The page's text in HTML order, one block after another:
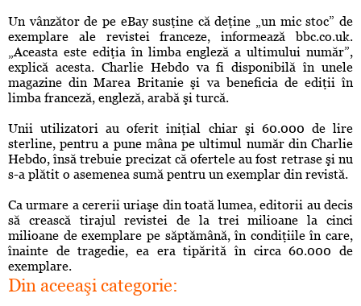
Un vânzător de pe eBay susţine că deţine „un mic stoc” de
exemplare ale revistei franceze, informează bbc.co.uk.
„Aceasta este ediţia în limba engleză a ultimului număr”,
explică acesta. Charlie Hebdo va fi disponibilă în unele
magazine din Marea Britanie şi va beneficia de ediţii în
limba franceză, engleză, arabă şi turcă.
Unii utilizatori au oferit iniţial chiar şi 60.000 de lire
sterline, pentru a pune mâna pe ultimul număr din Charlie
Hebdo, însă trebuie precizat că ofertele au fost retrase şi nu
s-a plătit o asemenea sumă pentru un exemplar din revistă.
Ca urmare a cererii uriaşe din toată lumea, editorii au decis
să crească tirajul revistei de la trei milioane la cinci
milioane de exemplare pe săptămână, în condiţiile în care,
înainte de tragedie, ea era tipărită în circa 60.000 de
exemplare.
Din aceeaşi categorie: